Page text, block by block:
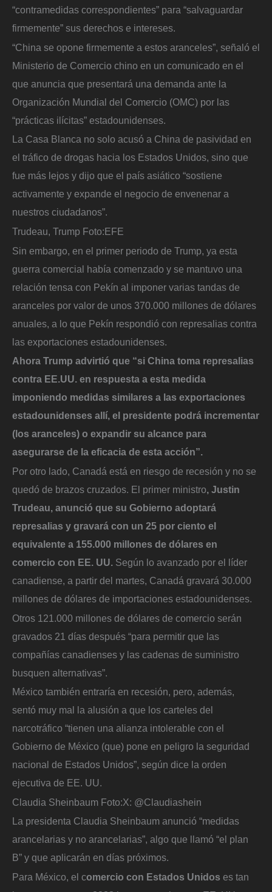
“contramedidas correspondientes” para “salvaguardar
firmemente” sus derechos e intereses.
“China se opone firmemente a estos aranceles”, señaló el
Ministerio de Comercio chino en un comunicado en el
que anuncia que presentará una demanda ante la
Organización Mundial del Comercio (OMC) por las
“prácticas ilícitas” estadounidenses.
La Casa Blanca no solo acusó a China de pasividad en
el tráfico de drogas hacia los Estados Unidos, sino que
fue más lejos y dijo que el país asiático “sostiene
activamente y expande el negocio de envenenar a
nuestros ciudadanos”.
Trudeau, Trump Foto:EFE
Sin embargo, en el primer periodo de Trump, ya esta
guerra comercial había comenzado y se mantuvo una
relación tensa con Pekín al imponer varias tandas de
aranceles por valor de unos 370.000 millones de dólares
anuales, a lo que Pekín respondió con represalias contra
las exportaciones estadounidenses.
Ahora Trump advirtió que “si China toma represalias
contra EE.UU. en respuesta a esta medida
imponiendo medidas similares a las exportaciones
estadounidenses allí, el presidente podrá incrementar
(los aranceles) o expandir su alcance para
asegurarse de la eficacia de esta acción”.
Por otro lado, Canadá está en riesgo de recesión y no se
quedó de brazos cruzados. El primer ministro, Justin
Trudeau, anunció que su Gobierno adoptará
represalias y gravará con un 25 por ciento el
equivalente a 155.000 millones de dólares en
comercio con EE. UU. Según lo avanzado por el líder
canadiense, a partir del martes, Canadá gravará 30.000
millones de dólares de importaciones estadounidenses.
Otros 121.000 millones de dólares de comercio serán
gravados 21 días después “para permitir que las
compañías canadienses y las cadenas de suministro
busquen alternativas”.
México también entraría en recesión, pero, además,
sentó muy mal la alusión a que los carteles del
narcotráfico “tienen una alianza intolerable con el
Gobierno de México (que) pone en peligro la seguridad
nacional de Estados Unidos”, según dice la orden
ejecutiva de EE. UU.
Claudia Sheinbaum Foto:X: @Claudiashein
La presidenta Claudia Sheinbaum anunció “medidas
arancelarias y no arancelarias”, algo que llamó “el plan
B” y que aplicarán en días próximos.
Para México, el comercio con Estados Unidos es tan